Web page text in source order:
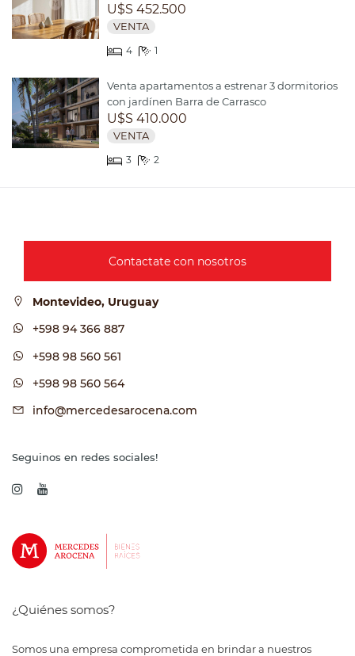
U$S 452.500
VENTA
4 1
Venta apartamentos a estrenar 3 dormitorios
con jardínen Barra de Carrasco
U$S 410.000
VENTA
3 2
Contactate con nosotros
Montevideo, Uruguay
+598 94 366 887
+598 98 560 561
+598 98 560 564
info@mercedesarocena.com
Seguinos en redes sociales!
¿Quiénes somos?
Somos una empresa comprometida en brindar a nuestros